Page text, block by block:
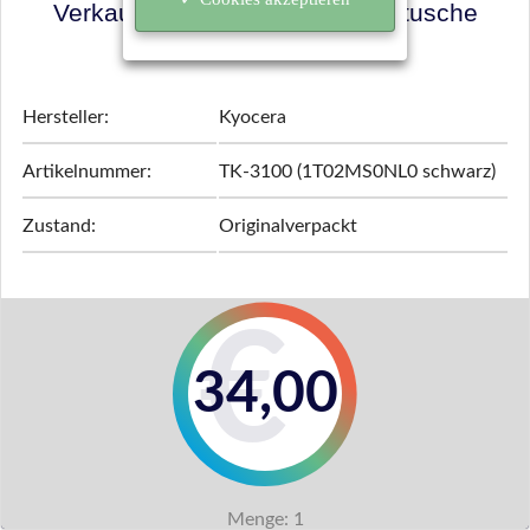
Verkaufspreis für Ihre Tonerkartusche
ermitteln!
Hersteller: Kyocera
Artikelnummer: TK-3100 (1T02MS0NL0 schwarz)
Zustand: Originalverpackt
34,00
Menge: 1